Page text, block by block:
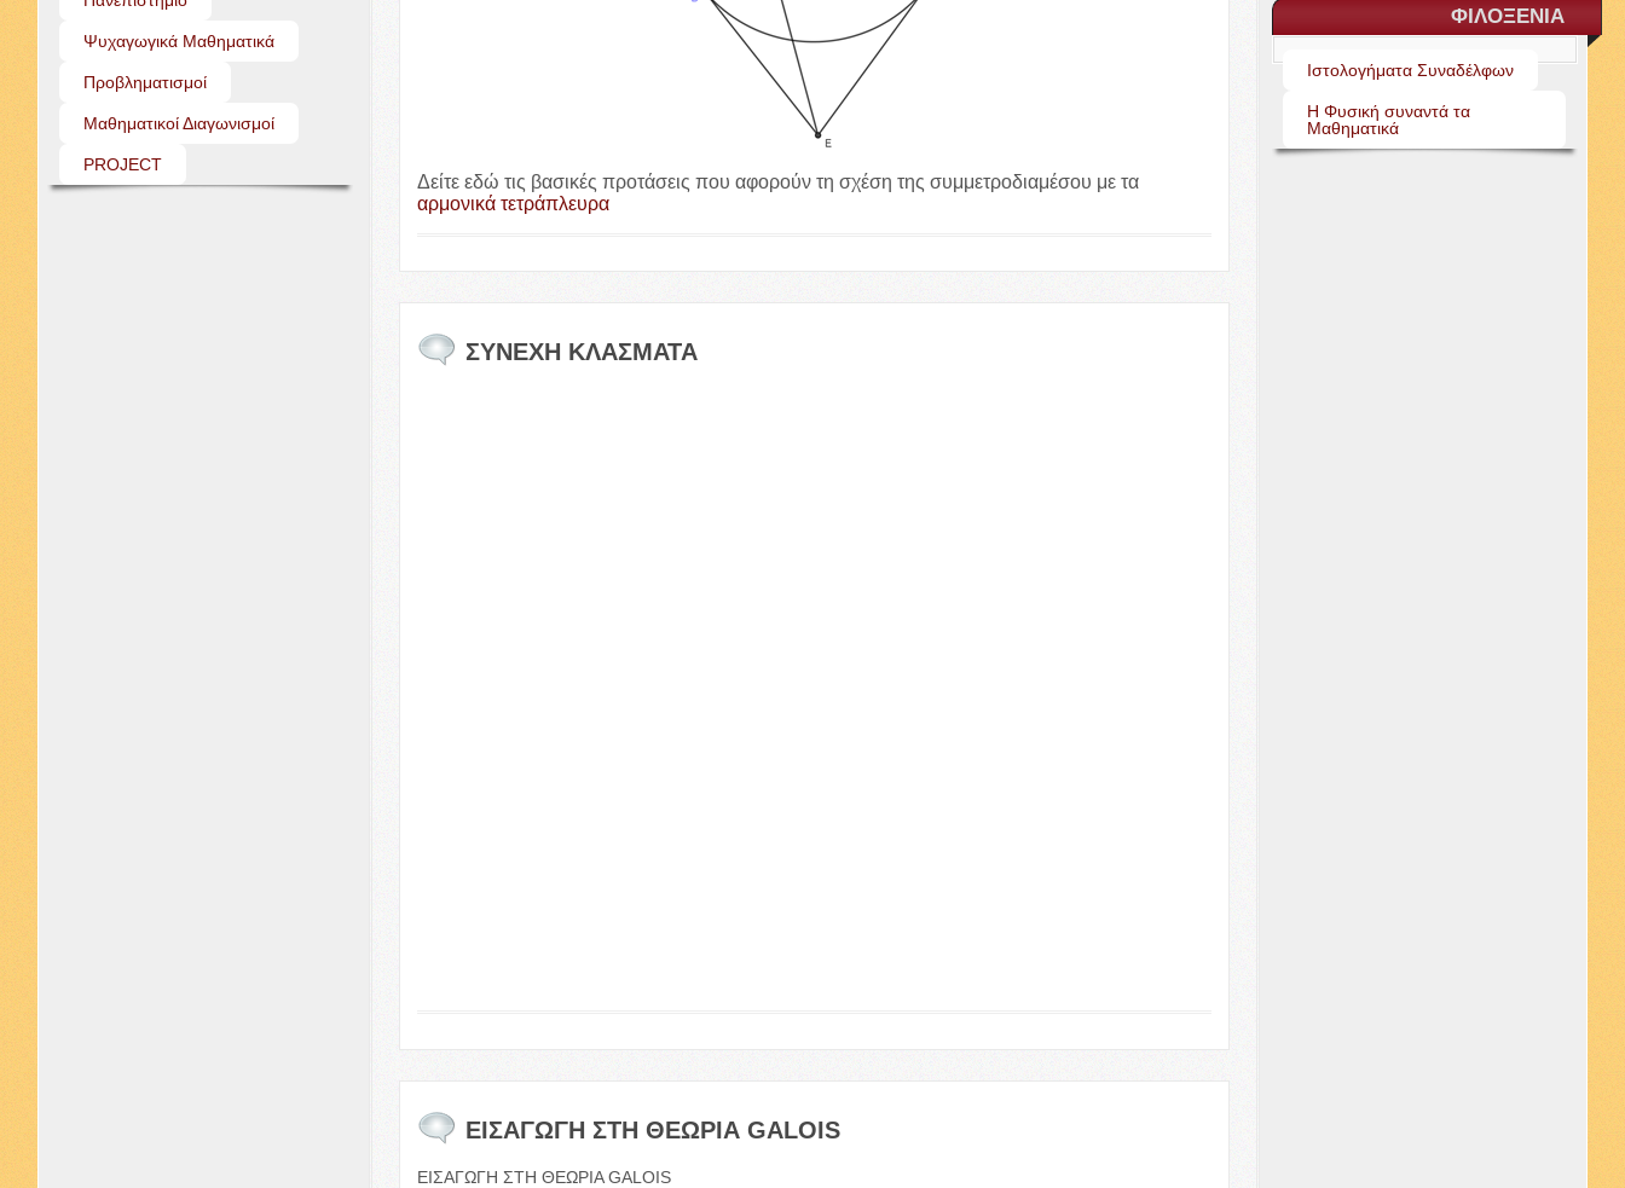
Ψυχαγωγικά Μαθηματικά
Προβληματισμοί
Μαθηματικοί Διαγωνισμοί
PROJECT
Δείτε εδώ τις βασικές προτάσεις που αφορούν τη σχέση της συμμετροδιαμέσου με τα
αρμονικά τετράπλευρα
ΣΥΝΕΧΗ ΚΛΑΣΜΑΤΑ
ΕΙΣΑΓΩΓΗ ΣΤΗ ΘΕΩΡΙΑ GALOIS
ΕΙΣΑΓΩΓΗ ΣΤΗ ΘΕΩΡΙΑ GALOIS
ΦΙΛΟΞΕΝΙΑ
Ιστολογήματα Συναδέλφων
Η Φυσική συναντά τα
Μαθηματικά